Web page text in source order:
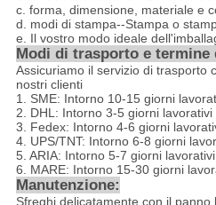
c. forma, dimensione, materiale e
d. modi di stampa--Stampa o
e. Il vostro modo ideale
Modi di trasporto e termine
Assicuriamo il servizio di trasporto
nostri clienti
1. SME: Intorno 10-15 giorni
2. DHL: Intorno 3-5 giorni lavorativi
3. Fedex: Intorno 4-6 giorni
4. UPS/TNT: Intorno 6-8 giorni
5. ARIA: Intorno 5-7 giorni lavorativi
6. MARE: Intorno 15-30 giorni
Manutenzione:
Sfreghi delicatamente con il panno